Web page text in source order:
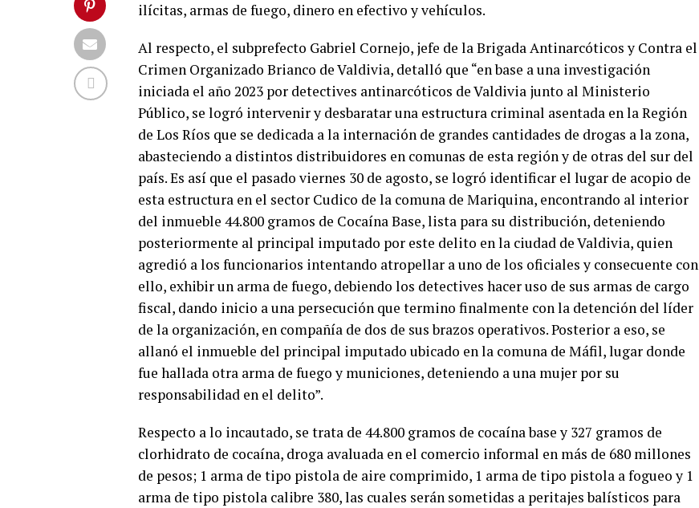
ilícitas, armas de fuego, dinero en efectivo y vehículos.
Al respecto, el subprefecto Gabriel Cornejo, jefe de la Brigada Antinarcóticos y Contra el
Crimen Organizado Brianco de Valdivia, detalló que “en base a una investigación
iniciada el año 2023 por detectives antinarcóticos de Valdivia junto al Ministerio
Público, se logró intervenir y desbaratar una estructura criminal asentada en la Región
de Los Ríos que se dedicada a la internación de grandes cantidades de drogas a la zona,
abasteciendo a distintos distribuidores en comunas de esta región y de otras del sur del
país. Es así que el pasado viernes 30 de agosto, se logró identificar el lugar de acopio de
esta estructura en el sector Cudico de la comuna de Mariquina, encontrando al interior
del inmueble 44.800 gramos de Cocaína Base, lista para su distribución, deteniendo
posteriormente al principal imputado por este delito en la ciudad de Valdivia, quien
agredió a los funcionarios intentando atropellar a uno de los oficiales y consecuente con
ello, exhibir un arma de fuego, debiendo los detectives hacer uso de sus armas de cargo
fiscal, dando inicio a una persecución que termino finalmente con la detención del líder
de la organización, en compañía de dos de sus brazos operativos. Posterior a eso, se
allanó el inmueble del principal imputado ubicado en la comuna de Máfil, lugar donde
fue hallada otra arma de fuego y municiones, deteniendo a una mujer por su
responsabilidad en el delito”.
Respecto a lo incautado, se trata de 44.800 gramos de cocaína base y 327 gramos de
clorhidrato de cocaína, droga avaluada en el comercio informal en más de 680 millones
de pesos; 1 arma de tipo pistola de aire comprimido, 1 arma de tipo pistola a fogueo y 1
arma de tipo pistola calibre 380, las cuales serán sometidas a peritajes balísticos para